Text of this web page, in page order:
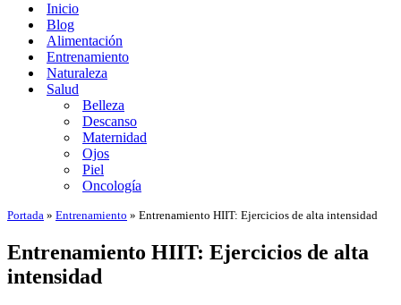
Inicio
Blog
Alimentación
Entrenamiento
Naturaleza
Salud
Belleza
Descanso
Maternidad
Ojos
Piel
Oncología
Portada » Entrenamiento » Entrenamiento HIIT: Ejercicios de alta intensidad
Entrenamiento HIIT: Ejercicios de alta
intensidad